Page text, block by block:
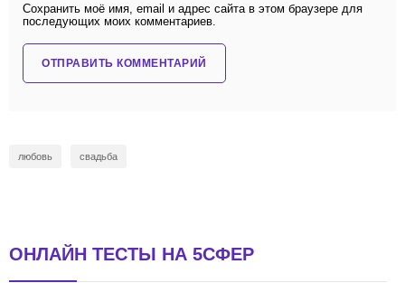
Сохранить моё имя, email и адрес сайта в этом браузере для
последующих моих комментариев.
любовь свадьба
ОНЛАЙН ТЕСТЫ НА 5СФЕР